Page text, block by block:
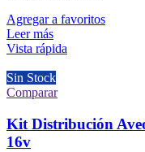
Agregar a favoritos
Leer más
Vista rápida
Sin Stock
Comparar
Kit Distribución
16v